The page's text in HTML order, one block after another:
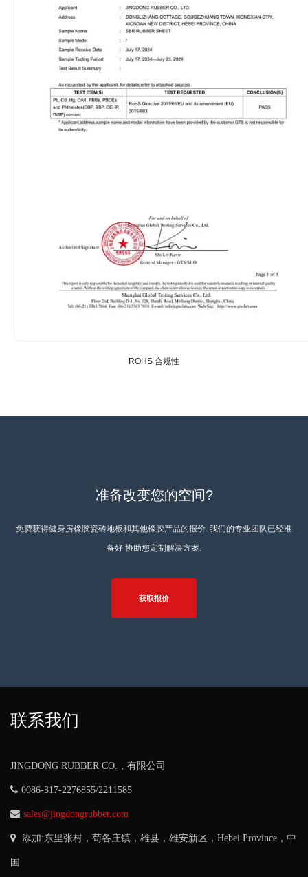
ROHS 合规性
准备改变您的空间?
免费获得健身房橡胶瓷砖地板和其他橡胶产品的报价. 我们的专业团队已经准
备好 协助您定制解决方案.
获取报价
联系我们
JINGDONG RUBBER CO.，有限公司
0086-317-2276855/2211585
sales@jingdongrubber.com
添加:东里张村，苟各庄镇，雄县，雄安新区， Hebei Province ，中
国